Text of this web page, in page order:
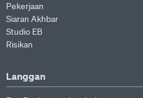
Pekerjaan
Siaran Akhbar
Studio EB
Risikan
Langgan